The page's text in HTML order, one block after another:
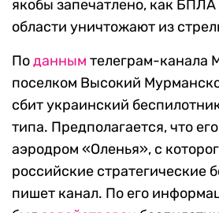
якобы запечатлено, как
области уничтожают из
Поданным телеграм-канала
поселком Высокий
сбит украинский
типа. Предполагается, что
аэродром «Оленья», с
российские стратегические
пишет канал. По его